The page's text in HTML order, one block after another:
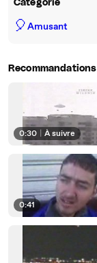
Catégorie
🎈Amusant
Recommandations
0:30 À suivre
0:41